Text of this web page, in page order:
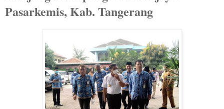
Pasarkemis, Kab. Tangerang